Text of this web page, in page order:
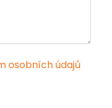
osobních údajů